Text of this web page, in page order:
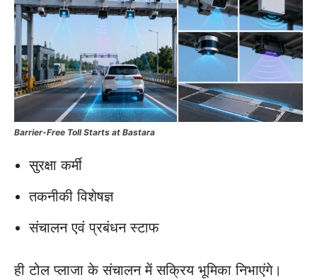
Barrier-Free Toll Starts at Bastara
सुरक्षा कर्मी
तकनीकी विशेषज्ञ
संचालन एवं प्रबंधन स्टाफ
ही टोल प्लाजा के संचालन में सक्रिय भूमिका निभाएंगे।